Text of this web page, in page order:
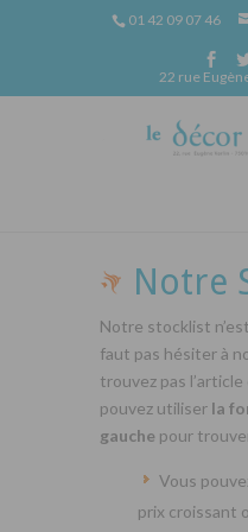
01 42 09 07 46
22 rue
Notre
Notre stocklist
faut pas hésiter à
trouvez pas
pouvez utiliser la
gauche pour
Vous
prix croissant